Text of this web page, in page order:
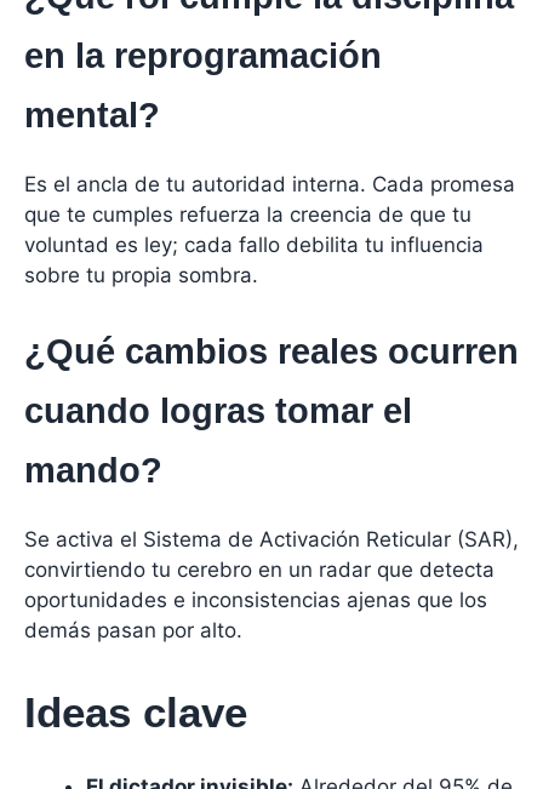
en la reprogramación
mental?
Es el ancla de tu autoridad interna. Cada promesa
que te cumples refuerza la creencia de que tu
voluntad es ley; cada fallo debilita tu influencia
sobre tu propia sombra.
¿Qué cambios reales ocurren
cuando logras tomar el
mando?
Se activa el Sistema de Activación Reticular (SAR),
convirtiendo tu cerebro en un radar que detecta
oportunidades e inconsistencias ajenas que los
demás pasan por alto.
Ideas clave